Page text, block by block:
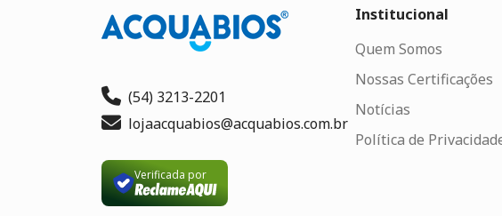
(54) 3213-2201
lojaacquabios@acquabios.com.br
Verificada por
Institucional
Quem Somos
Nossas Certificações
Notícias
Política de